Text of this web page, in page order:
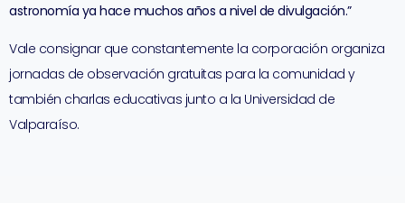
astronomía ya hace muchos años a nivel de divulgación.”
Vale consignar que constantemente la corporación organiza
jornadas de observación gratuitas para la comunidad y
también charlas educativas junto a la Universidad de
Valparaíso.